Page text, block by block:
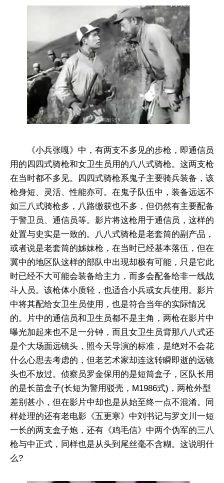
《小兵张嘎》中，有两支不多见的步枪，即通信员
用的四四式骑枪和女卫生员用的八八式骑枪。这两支枪
在当时都不多见。四四式骑枪系鬼子主要骑兵装备，该
枪身短、灵活、性能亦可。在鬼子队伍中，装备远远不
如三八式骑枪多，八路缴获也不多，但仍然有主要配备
于警卫员、通信员等。影片将这枪用于通信员，这样的
处置与史实是一致的。八八式骑枪是老套筒的副产品，
或者说是老套筒的姊妹枪，在当时已经基本落伍，但在
冀中的地区队这样的部队中出现却极有可能，只是它此
时已经不大可能会装备给主力，而多会配备给非一线战
斗人员。该枪体小质轻，也适合小兵或女兵使用。影片
中将其配给女卫生员使用，也是符合当年的实际情况
的。片中的通信员和卫生员都不是主角，两枪在影片中
曝光加起来也不足一分钟，而且女卫生员背那八八式还
是个大场面远镜头，照今天导演的标准，是绝对不会花
什么心思去考虑的，但老艺术家却连这转瞬即逝的远镜
头也不放过。侦察员罗金保用的是短筒盒子，区队长用
的是长苗盒子(长短为警用驳壳，M1986式)，两枪外型
差别甚小，但在影片中却也是从始至终一点不混淆。同
样处理的还有老电影《五更寒》中刘书记与罗文川一短
一长的两支盒子炮，还有《鸡毛信》中两个伪军的三八
枪与中正式，同样也是从头到尾丝毫不含糊。这说明什
么?